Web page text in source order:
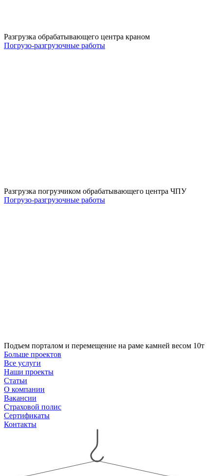
Разгрузка обрабатывающего центра краном
Погрузо-разгрузочные работы
Разгрузка погрузчиком обрабатывающего центра ЧПУ
Погрузо-разгрузочные работы
Подъем порталом и перемещение на раме камней весом 10т
Больше проектов
Все услуги
Наши проекты
Статьи
О компании
Вакансии
Страховой полис
Сертификаты
Контакты